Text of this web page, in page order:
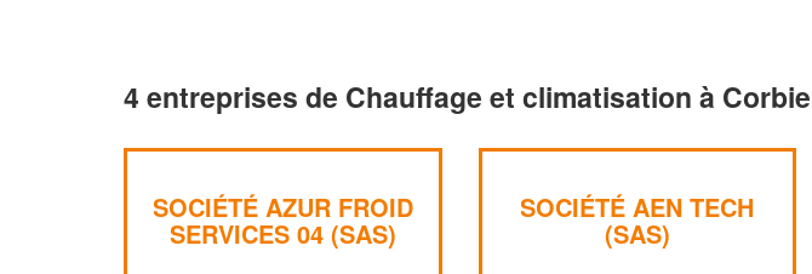
4 entreprises de Chauffage et climatisation à
SOCIÉTÉ AZUR FROID
SERVICES 04 (SAS)
SOCIÉTÉ AEN TECH
(SAS)